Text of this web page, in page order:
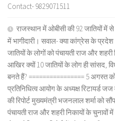
Contact- 9829071511
राजस्थान में ओबीसी की 92 जातियों में से
में भागीदारी। सवाल- क्या कांग्रेस के प्रदेश
जातियों के लोगों को पंचायती राज और
आखिर क्यों 10 जातियों के लोग ही सांसद,
बनते हैं? ================ 5 अगस्त
प्रतिनिधित्व आयोग के अध्यक्ष रिटायर्ड
की रिपोर्ट मुख्यमंत्री भजनलाल शर्मा को
पंचायती राज और शहरी निकायों के चुनावों